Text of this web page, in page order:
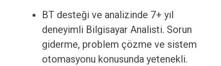
BT desteği ve analizinde 7+ yıl
deneyimli Bilgisayar Analisti. Sorun
giderme, problem çözme ve sistem
otomasyonu konusunda yetenekli.